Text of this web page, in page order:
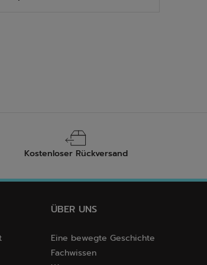
Kostenloser Rückversand
ÜBER UNS
Eine bewegte Geschichte
Fachwissen